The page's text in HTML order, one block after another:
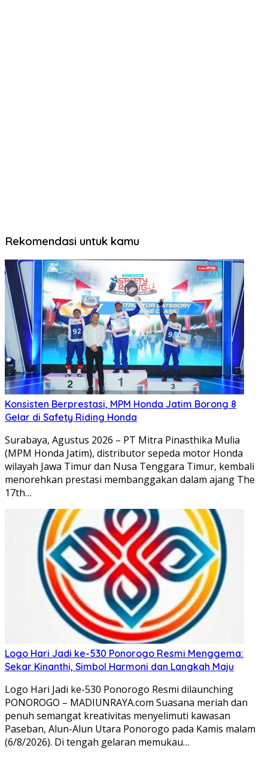
Rekomendasi untuk kamu
Konsisten Berprestasi, MPM Honda Jatim Borong 8
Gelar di Safety Riding Honda
Surabaya, Agustus 2026 – PT Mitra Pinasthika Mulia
(MPM Honda Jatim), distributor sepeda motor Honda
wilayah Jawa Timur dan Nusa Tenggara Timur, kembali
menorehkan prestasi membanggakan dalam ajang The
17th…
Logo Hari Jadi ke-530 Ponorogo Resmi Menggema:
Sekar Kinanthi, Simbol Harmoni dan Langkah Maju
Logo Hari Jadi ke-530 Ponorogo Resmi dilaunching
PONOROGO – MADIUNRAYA.com Suasana meriah dan
penuh semangat kreativitas menyelimuti kawasan
Paseban, Alun-Alun Utara Ponorogo pada Kamis malam
(6/8/2026). Di tengah gelaran memukau…